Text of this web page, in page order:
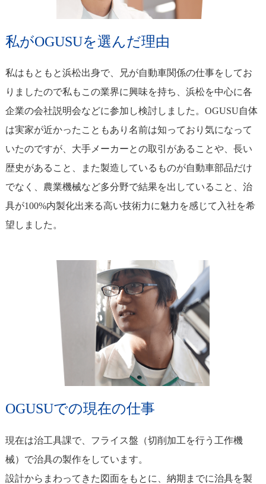
私がOGUSUを選んだ理由
私はもともと浜松出身で、兄が自動車関係の仕事をしてお
りましたので私もこの業界に興味を持ち、浜松を中心に各
企業の会社説明会などに参加し検討しました。OGUSU自体
は実家が近かったこともあり名前は知っており気になって
いたのですが、大手メーカーとの取引があることや、長い
歴史があること、また製造しているものが自動車部品だけ
でなく、農業機械など多分野で結果を出していること、治
具が100%内製化出来る高い技術力に魅力を感じて入社を希
望しました。
OGUSUでの現在の仕事
現在は治工具課で、フライス盤（切削加工を行う工作機
械）で治具の製作をしています。
設計からまわってきた図面をもとに、納期までに治具を製